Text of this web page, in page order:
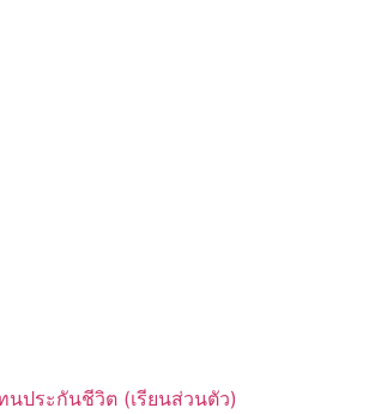
ประกันชีวิต (เรียนส่วนตัว)